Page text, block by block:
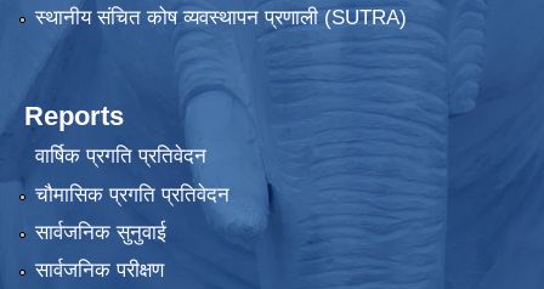
स्थानीय संचित कोष व्यवस्थापन प्रणाली (SUTRA)
Reports
वार्षिक प्रगति प्रतिवेदन
चौमासिक प्रगति प्रतिवेदन
सार्वजनिक सुनुवाई
सार्वजनिक परीक्षण